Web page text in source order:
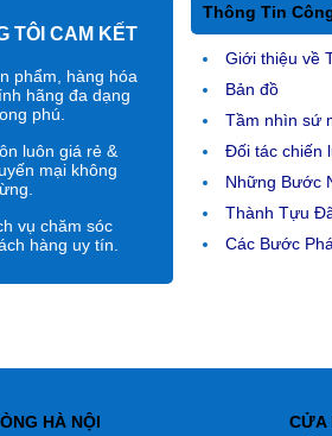
TÔI CAM KẾT
phẩm, hàng hóa
hãng đa dạng
phú.
luôn giá rẻ &
mại không
vụ chăm sóc
hàng uy tín.
Thông Tin
Giới thiệu về
Bản đồ
Tầm nhìn sứ
Đối tác chiến
Những Bước
Thành Tựu
Các Bước
HÀ NỘI
CỬA